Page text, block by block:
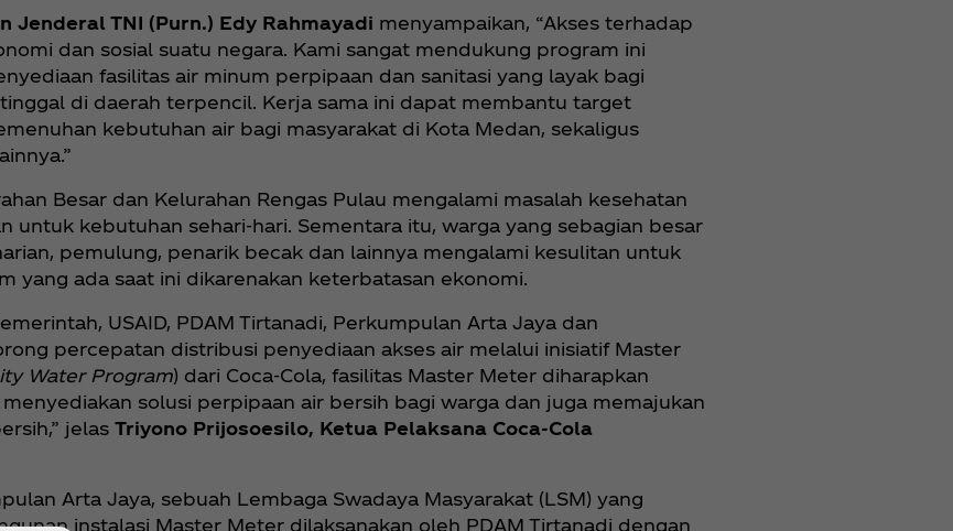
Jenderal TNI (Purn.) Edy Rahmayadi menyampaikan, “Akses terhadap
dan sosial suatu negara. Kami sangat mendukung program ini
fasilitas air minum perpipaan dan sanitasi yang layak bagi
di daerah terpencil. Kerja sama ini dapat membantu target
kebutuhan air bagi masyarakat di Kota Medan, sekaligus
Besar dan Kelurahan Rengas Pulau mengalami masalah kesehatan
untuk kebutuhan sehari-hari. Sementara itu, warga yang sebagian besar
pemulung, penarik becak dan lainnya mengalami kesulitan untuk
yang ada saat ini dikarenakan keterbatasan ekonomi.
USAID, PDAM Tirtanadi, Perkumpulan Arta Jaya dan
percepatan distribusi penyediaan akses air melalui inisiatif Master
Water Program) dari Coca‑Cola, fasilitas Master Meter diharapkan
solusi perpipaan air bersih bagi warga dan juga memajukan
jelas Triyono Prijosoesilo, Ketua Pelaksana Coca‑Cola
Arta Jaya, sebuah Lembaga Swadaya Masyarakat (LSM) yang
instalasi Master Meter dilaksanakan oleh PDAM Tirtanadi dengan